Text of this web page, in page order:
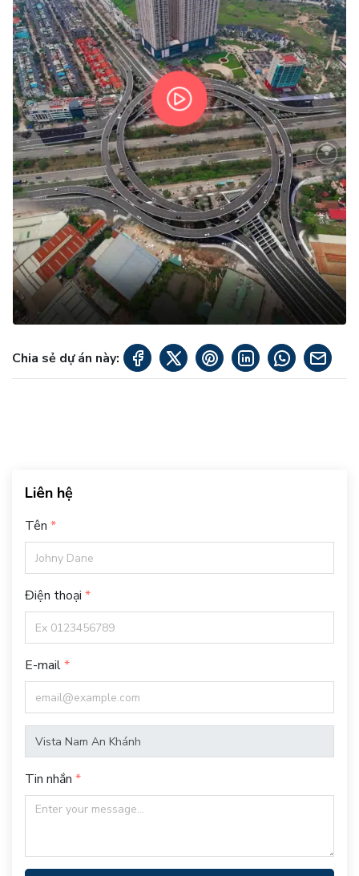
Chia sẻ dự án này:
Liên hệ
Tên
Điện thoại
E-mail
Tin nhắn